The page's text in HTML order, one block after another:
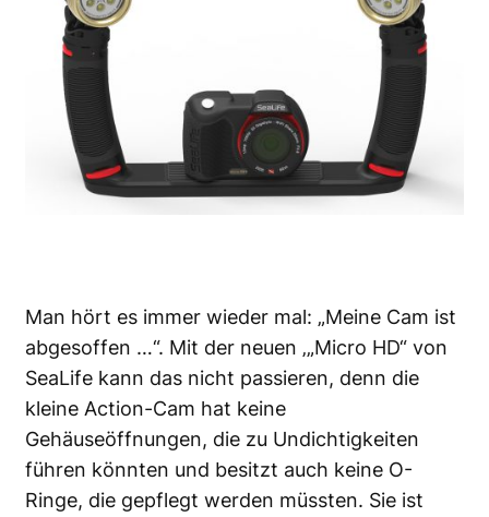
Man hört es immer wieder mal: „Meine Cam ist
abgesoffen …“. Mit der neuen ‚„Micro HD“ von
SeaLife kann das nicht passieren, denn die
kleine Action-Cam hat keine
Gehäuseöffnungen, die zu Undichtigkeiten
führen könnten und besitzt auch keine O-
Ringe, die gepflegt werden müssten. Sie ist